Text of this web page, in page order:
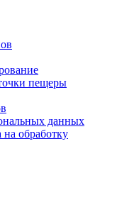
пещеры
данных
на обработку